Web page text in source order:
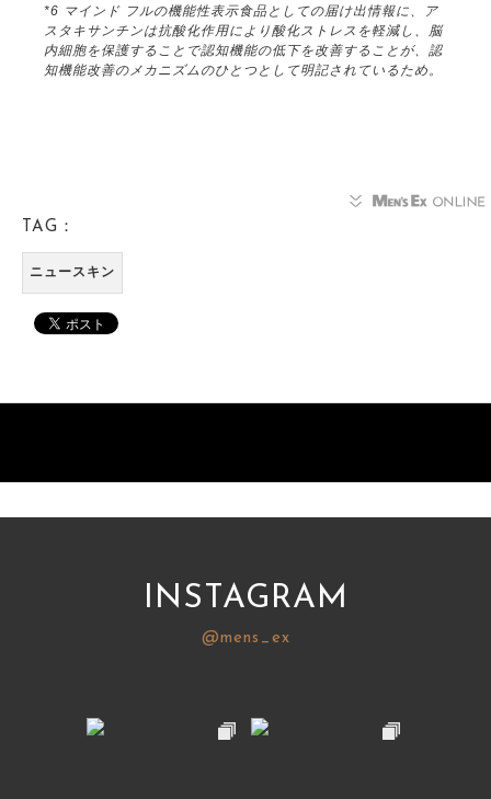
*6 マインド フルの機能性表示食品としての届け出情報に、ア
スタキサンチンは抗酸化作用により酸化ストレスを軽減し、脳
内細胞を保護することで認知機能の低下を改善することが、認
知機能改善のメカニズムのひとつとして明記されているため。
TAG：
ニュースキン
INSTAGRAM
@mens_ex